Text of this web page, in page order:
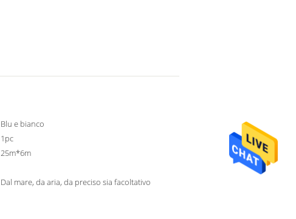
Blu e bianco
1pc
25m*6m
Dal mare, da aria, da preciso sia facoltativo